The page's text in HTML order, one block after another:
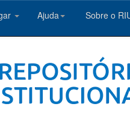
Ajuda Sobre o